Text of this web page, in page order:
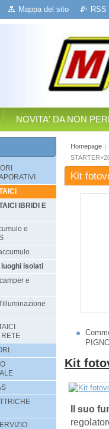
Mappa del sito RSS
NOVITA' DA NON
Homepage |
Kit
Kit
Il suo
IBRIDI E
e
isolati
e